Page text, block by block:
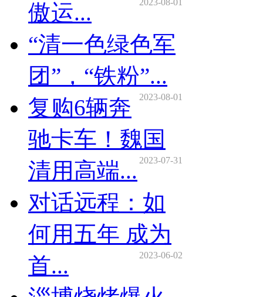
傲运...
2023-08-01
“清一色绿色军
团”，“铁粉”...
2023-08-01
复购6辆奔
驰卡车！魏国
清用高端... 2023-07-31
对话远程：如
何用五年 成为
首...
2023-06-02